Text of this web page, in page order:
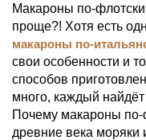
Макароны по-
проще?! Хотя есть
макароны по-
свои особенности и
способов
много, каждый
Почему макароны по-
древние века моряки